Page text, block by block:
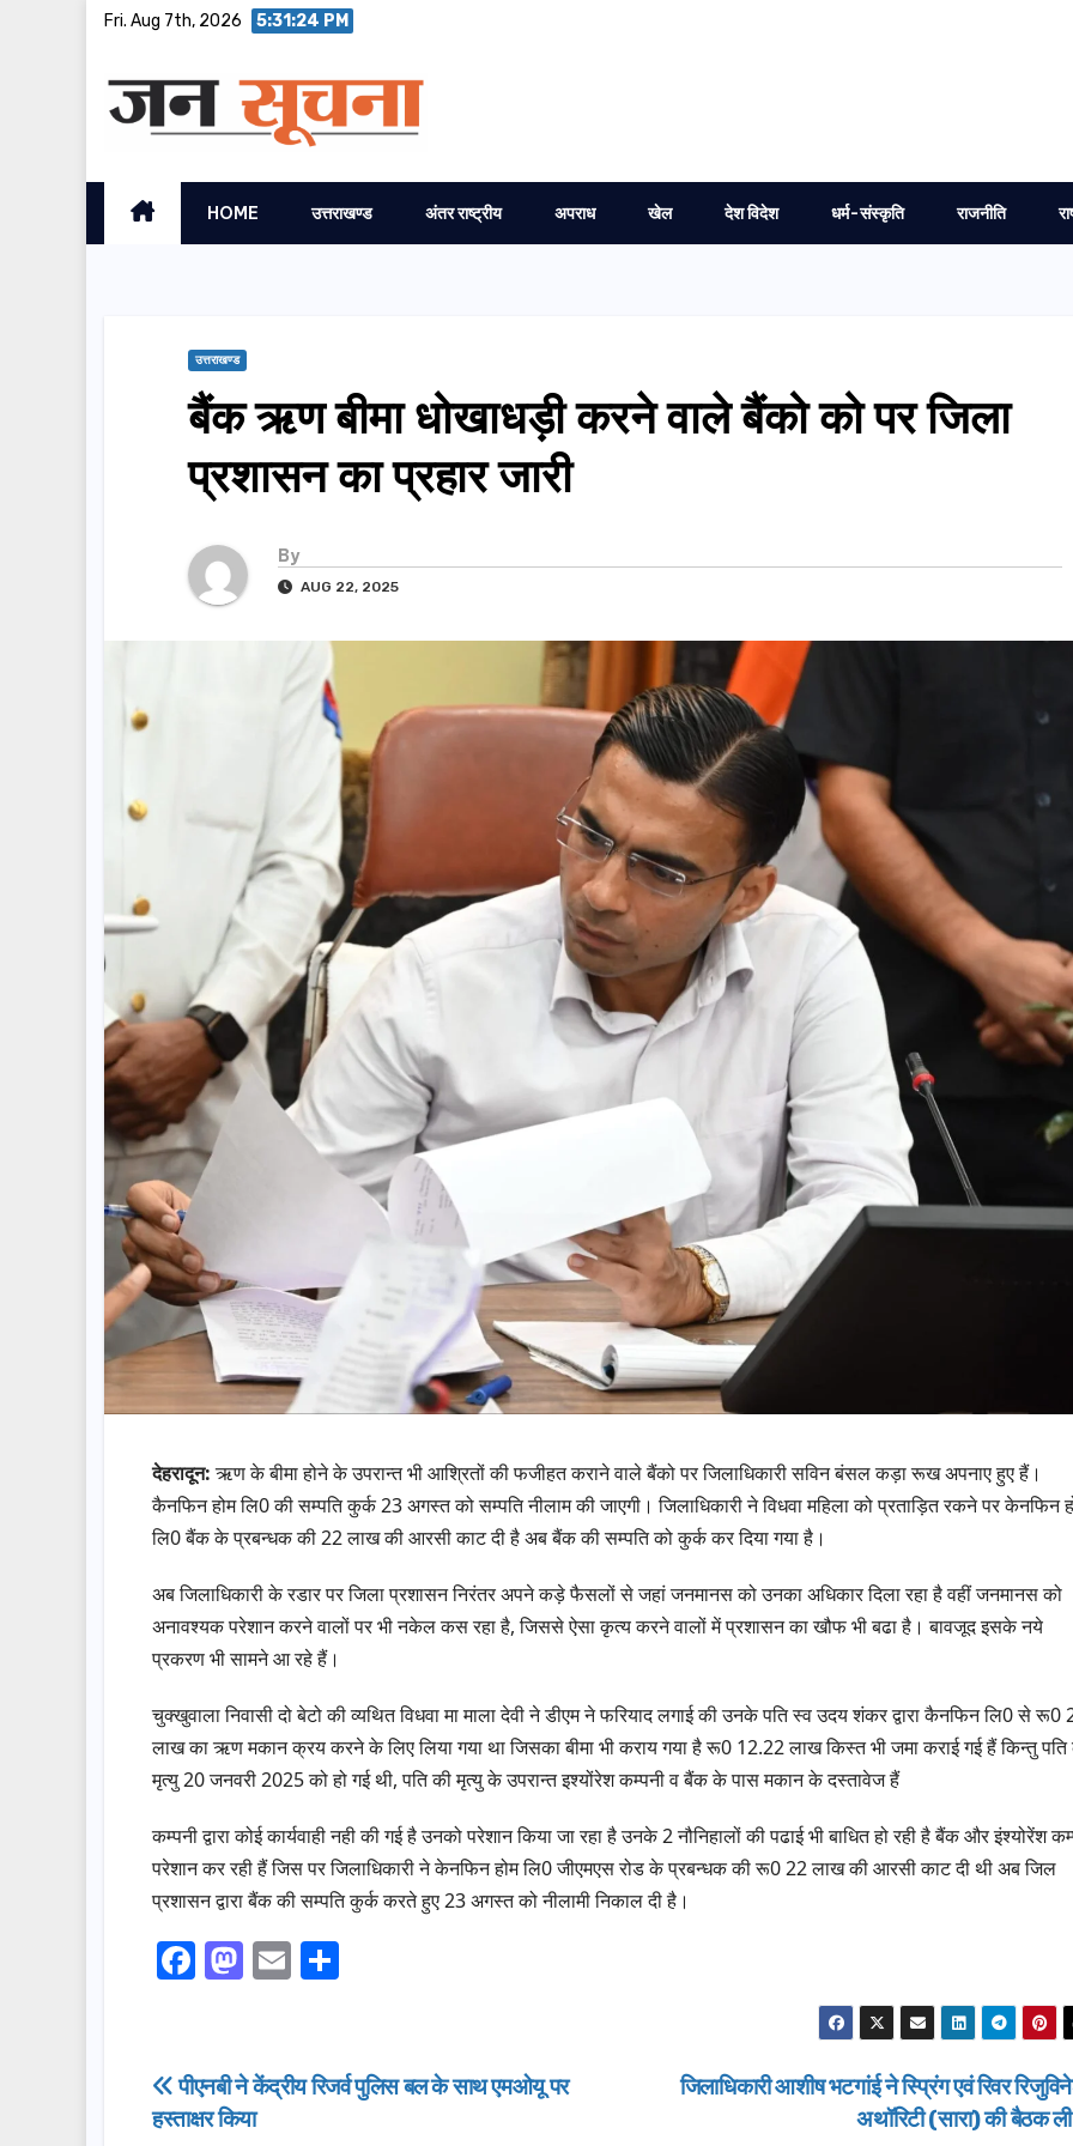
Fri. Aug 7th, 2026 5:31:25 PM
HOME उत्तराखण्ड अंतर राष्ट्रीय अपराध खेल देश विदेश धर्म-संस्कृति राजनीति
उत्तराखण्ड
बैंक ऋण बीमा धोखाधड़ी करने वाले बैंको को पर जिला
प्रशासन का प्रहार जारी
By
AUG 22, 2025
देहरादून:ऋण के बीमा होने के उपरान्त भी आश्रितों की फजीहत कराने वाले बैंको पर जिलाधिकारी सविन बंसल कड़ा रूख अपनाए हुए हैं।
कैनफिन होम लि0 की सम्पति कुर्क 23 अगस्त को सम्पति नीलाम की जाएगी। जिलाधिकारी ने विधवा महिला को प्रताड़ित रकने पर केनफिन
लि0 बैंक के प्रबन्धक की 22 लाख की आरसी काट दी है अब बैंक की सम्पति को कुर्क कर दिया गया है।
अब जिलाधिकारी के रडार पर जिला प्रशासन निरंतर अपने कड़े फैसलों से जहां जनमानस को उनका अधिकार दिला रहा है वहीं जनमानस को
अनावश्यक परेशान करने वालों पर भी नकेल कस रहा है, जिससे ऐसा कृत्य करने वालों में प्रशासन का खौफ भी बढा है। बावजूद इसके नये
प्रकरण भी सामने आ रहे हैं।
चुक्खुवाला निवासी दो बेटो की व्यथित विधवा मा माला देवी ने डीएम ने फरियाद लगाई की उनके पति स्व उदय शंकर द्वारा कैनफिन लि0 से रू0
लाख का ऋण मकान क्रय करने के लिए लिया गया था जिसका बीमा भी कराय गया है रू0 12.22 लाख किस्त भी जमा कराई गई हैं किन्तु पति
मृत्यु 20 जनवरी 2025 को हो गई थी, पति की मृत्यु के उपरान्त इश्योंरेश कम्पनी व बैंक के पास मकान के दस्तावेज हैं
कम्पनी द्वारा कोई कार्यवाही नही की गई है उनको परेशान किया जा रहा है उनके 2 नौनिहालों की पढाई भी बाधित हो रही है बैंक और इंश्योरेंश
परेशान कर रही हैं जिस पर जिलाधिकारी ने केनफिन होम लि0 जीएमएस रोड के प्रबन्धक की रू0 22 लाख की आरसी काट दी थी अब जिल
प्रशासन द्वारा बैंक की सम्पति कुर्क करते हुए 23 अगस्त को नीलामी निकाल दी है।
F
e
b
M
o
d
E
e
Post
जिलाधिकारी आशीष भटगांई ने स्प्रिंग एवं रिवर
अथॉरिटी (सारा) की बैठक ली
पीएनबी ने केंद्रीय रिजर्व पुलिस बल के साथ एमओयू पर
हस्ताक्षर किया
उत्तराखण्ड
से जुड़ी 12 किमी
ग्रीनफील्ड बाईपास का
AUGUST 6, 2026
डीएम ने किया
बोले—कोई
AUGUST 6,